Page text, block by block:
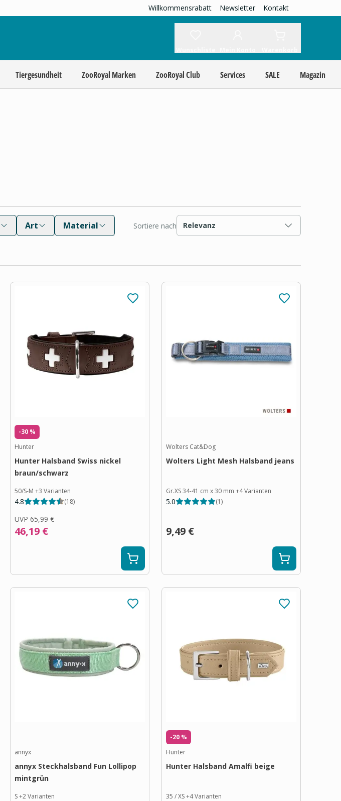
Willkommensrabatt Newsletter Kontakt
Tiergesundheit ZooRoyal Marken ZooRoyal Club Services SALE Magazin
Art
Material
Sortiere nach Relevanz
-30 %
Hunter
Hunter Halsband Swiss nickel
braun/schwarz
50/S-M +3 Varianten
4.8 (18)
UVP 65,99 €
46,19 €
Wolters Cat&Dog
Wolters Light Mesh Halsband jeans
Gr.XS 34-41 cm x 30 mm +4Varianten
5.0 (1)
9,49 €
annyx
annyx Steckhalsband Fun Lollipop
mintgrün
S+2Varianten
-20 %
Hunter
Hunter Halsband Amalfi beige
35 / XS+4Varianten